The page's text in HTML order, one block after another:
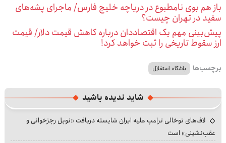
باز هم بوی نامطبوع در دریاچه خلیج فارس/ ماجرای پشه‌های
سفید در تهران چیست؟
پیش‌بینی مهم یک اقتصاددان درباره کاهش قیمت دلار/ قیمت
ارز سقوط تاریخی را ثبت خواهد کرد!
برچسب‌ها باشگاه استقلال
شاید ندیده باشید
لاف‌های توخالی ترامپ علیه ایران شایسته دریافت «نوبل رجزخوانی و
عقب‌نشینی» است